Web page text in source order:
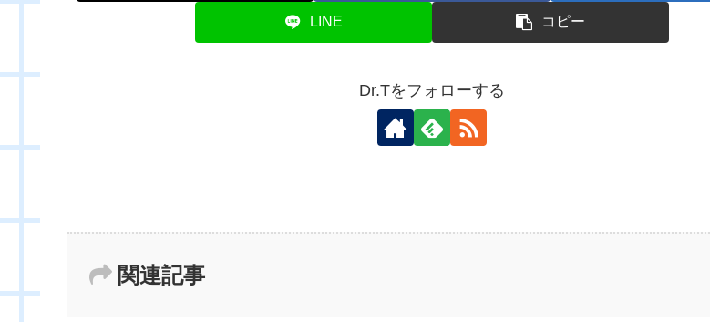
LINE コピー
Dr.Tをフォローする
関連記事